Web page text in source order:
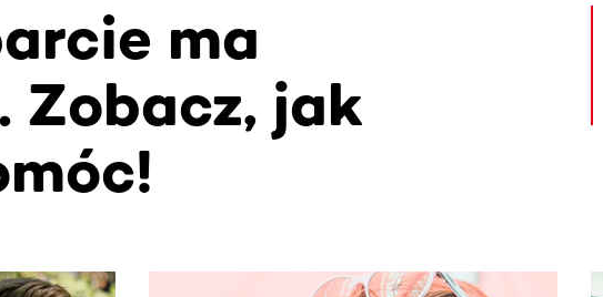
ma
Zobacz, jak
poziomie. Użyj klawisza Tab lub przesuń palcem, aby zobaczyć więcej.